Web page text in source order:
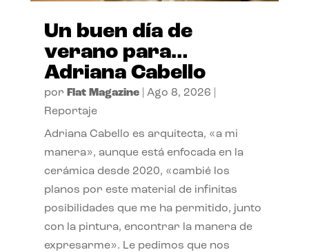
Un buen día de
verano para…
Adriana Cabello
por Flat Magazine| Ago 8, 2026
Reportaje
Adriana Cabello es arquitecta, «a mi
manera», aunque está enfocada en la
cerámica desde 2020, «cambié los
planos por este material de infinitas
posibilidades que me ha permitido, junto
con la pintura, encontrar la manera de
expresarme». Le pedimos que nos